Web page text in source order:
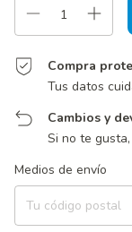
Compra
Tus datos
Cambios y
Si no te
Entregas para el CP:
Medios de envío